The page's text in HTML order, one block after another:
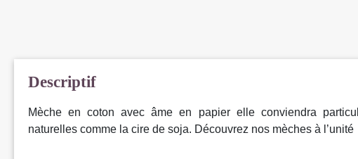
Descriptif
Mèche en coton avec âme en papier elle conviendra
naturelles comme la cire de soja. Découvrez nos mèches à l’unité